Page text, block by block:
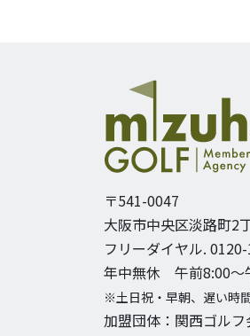
〒541-0047
大阪市中央区淡路町2
フリーダイヤル.
年中無休 午前8:00〜
※土日祝・早朝、遅い時
加盟団体：関西ゴル